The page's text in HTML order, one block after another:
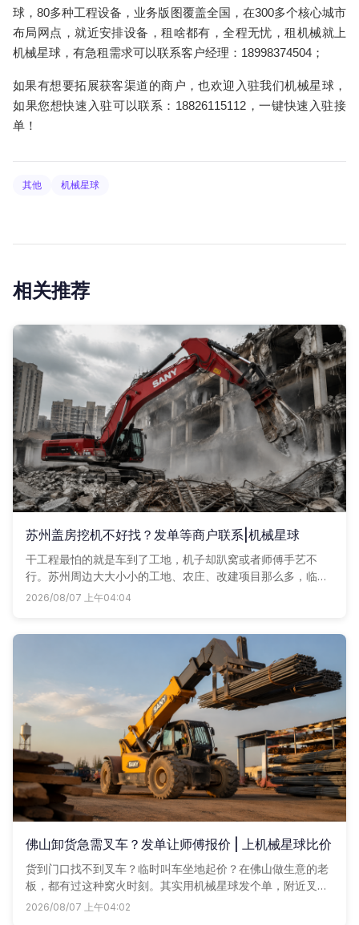
球，80多种工程设备，业务版图覆盖全国，在300多个核心城市
布局网点，就近安排设备，租啥都有，全程无忧，租机械就上
机械星球，有急租需求可以联系客户经理：18998374504；
如果有想要拓展获客渠道的商户，也欢迎入驻我们机械星球，
如果您想快速入驻可以联系：18826115112，一键快速入驻接
单！
其他 机械星球
相关推荐
苏州盖房挖机不好找？发单等商户联系|机械星球
干工程最怕的就是车到了工地，机子却趴窝或者师傅手艺不
行。苏州周边大大小小的工地、农庄、改建项目那么多，临时
想找一台靠谱挖机，往往电话打了七八个还没着落。其实现在
2026/08/07 上午04:04
佛山卸货急需叉车？发单让师傅报价 | 上机械星球比价
货到门口找不到叉车？临时叫车坐地起价？在佛山做生意的老
板，都有过这种窝火时刻。其实用机械星球发个单，附近叉车
商户直接联系你，省时省钱。
2026/08/07 上午04:02